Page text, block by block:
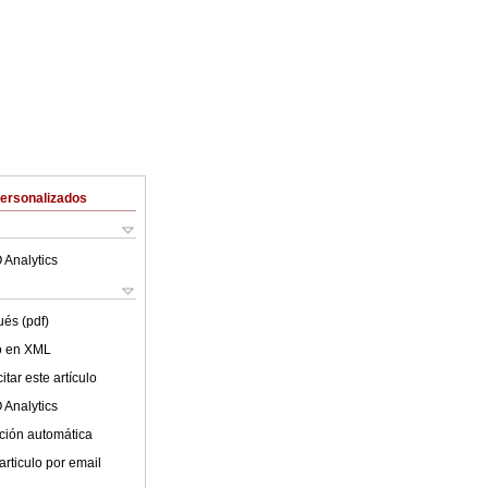
Analytics
(pdf)
en XML
este artículo
Analytics
automática
por email